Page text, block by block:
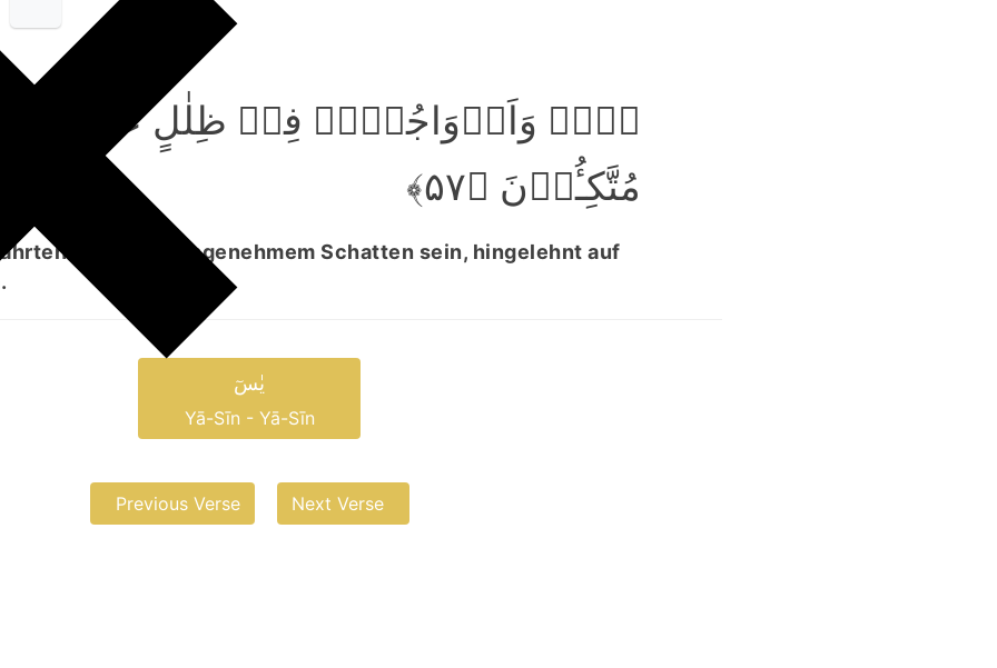
ہُمۡ وَاَزۡوَاجُہُمۡ فِیۡ ظِلٰلٍ عَلَی
مُتَّکِـُٔوۡنَ ﴿۵۷﴾
werden in angenehmem Schatten sein, hingelehnt auf
یٰسٓ
Yā-Sīn - Yā-Sīn
Previous Verse Next Verse